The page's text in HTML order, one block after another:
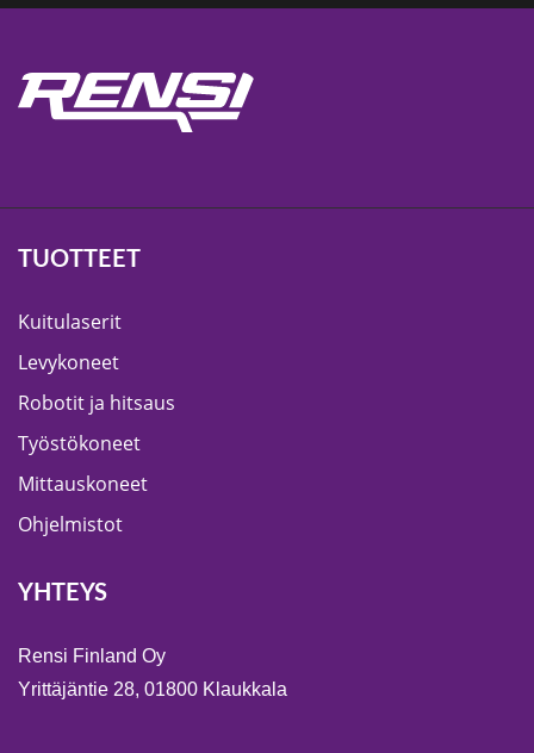
TUOTTEET
Kuitulaserit
Levykoneet
Robotit ja hitsaus
Työstökoneet
Mittauskoneet
Ohjelmistot
YHTEYS
Rensi Finland Oy
Yrittäjäntie 28, 01800 Klaukkala